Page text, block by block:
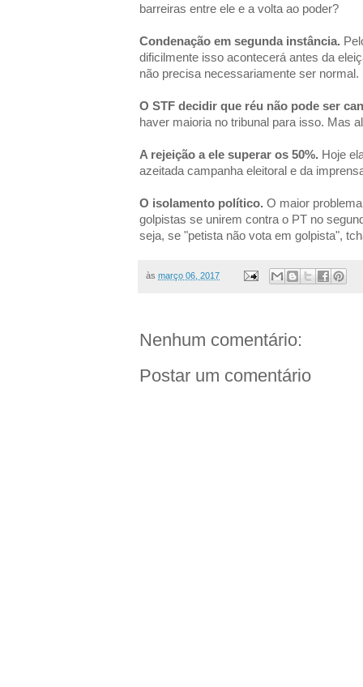
barreiras entre ele e a volta ao poder?
Condenação em segunda instância.
dificilmente isso acontecerá antes da
não precisa necessariamente ser normal.
O STF decidir que réu não pode ser
haver maioria no tribunal para isso. Mas
A rejeição a ele superar os 50%. Hoje
azeitada campanha eleitoral e da
O isolamento político. O maior
golpistas se unirem contra o PT no
seja, se "petista não vota em golpista",
às março 06, 2017
Nenhum comentário:
Postar um comentário